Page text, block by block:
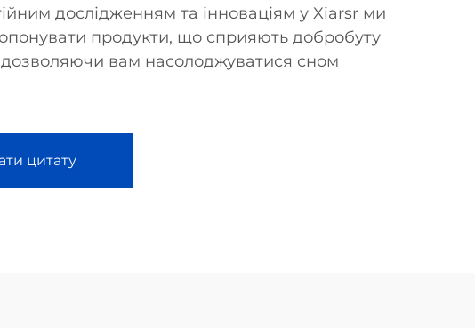
дослідженням та інноваціям у Xiarsr ми
продукти, що сприяють добробуту
вам насолоджуватися сном
цитату